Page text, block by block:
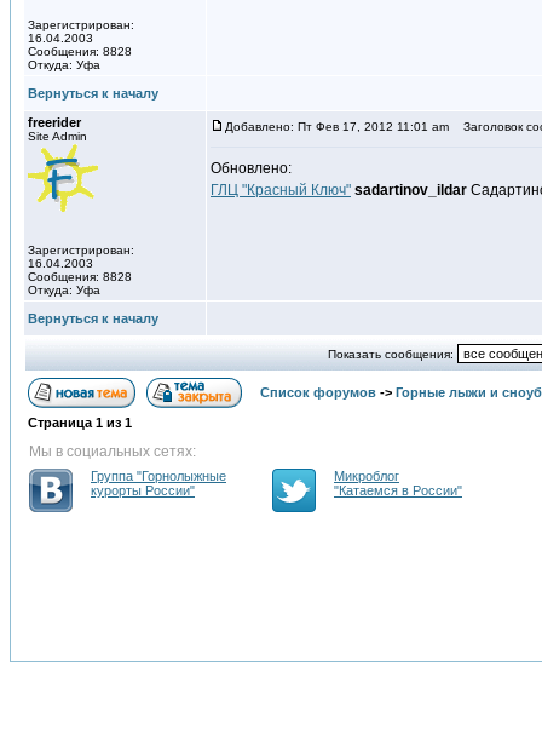
Зарегистрирован:
16.04.2003
Сообщения: 8828
Откуда: Уфа
Вернуться к началу
freerider
Site Admin
Зарегистрирован:
16.04.2003
Сообщения: 8828
Откуда: Уфа
Добавлено: Пт Фев 17, 2012 11:01 am Заголовок
Обновлено:
ГЛЦ "Красный Ключ" sadartinov_ildar
Вернуться к началу
Показать сообщения:
Список форумов -> Горные лыжи и
Страница 1 из 1
Мы в социальных сетях:
Группа "Горнолыжные
курорты России"
Микроблог
"Катаемся в России"